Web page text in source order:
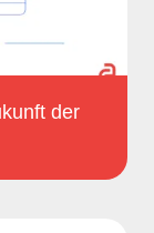
der